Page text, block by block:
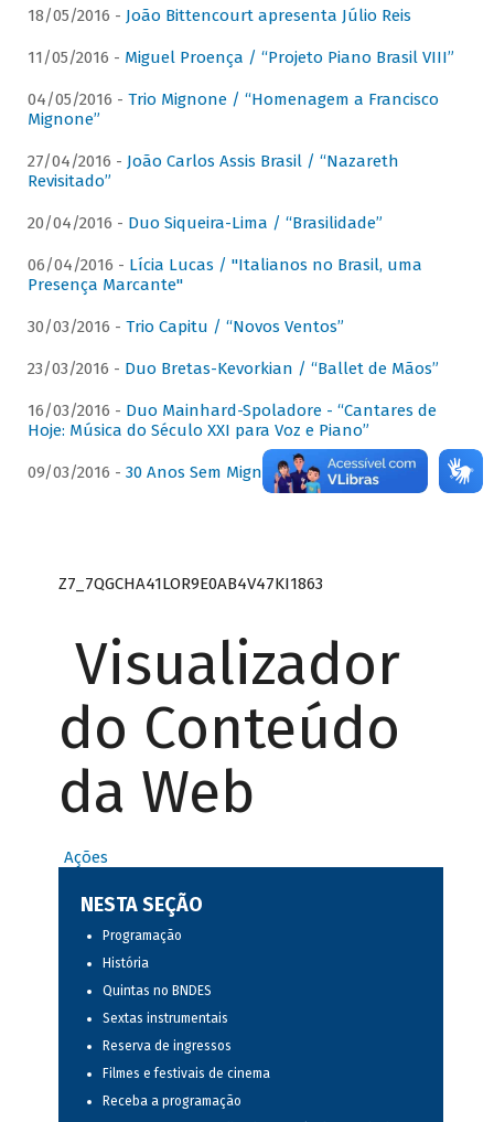
18/05/2016 - João Bittencourt apresenta Júlio Reis
11/05/2016 - Miguel Proença / “Projeto Piano Brasil VIII”
04/05/2016 - Trio Mignone / “Homenagem a Francisco
Mignone”
27/04/2016 - João Carlos Assis Brasil / “Nazareth
Revisitado”
20/04/2016 - Duo Siqueira-Lima / “Brasilidade”
06/04/2016 - Lícia Lucas / "Italianos no Brasil, uma
Presença Marcante"
30/03/2016 - Trio Capitu / “Novos Ventos”
23/03/2016 - Duo Bretas-Kevorkian / “Ballet de Mãos”
16/03/2016 - Duo Mainhard-Spoladore - “Cantares de
Hoje: Música do Século XXI para Voz e Piano”
09/03/2016 - 30 Anos Sem Mignone
Z7_7QGCHA41LOR9E0AB4V47KI1863
Visualizador
do Conteúdo
da Web
Ações
NESTA SEÇÃO
Programação
História
Quintas no BNDES
Sextas instrumentais
Reserva de ingressos
Filmes e festivais de cinema
Receba a programação